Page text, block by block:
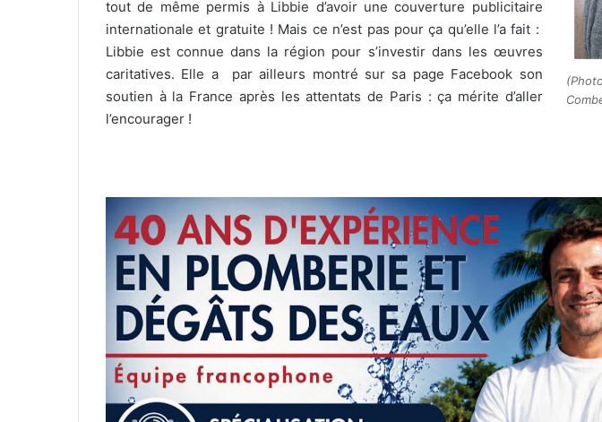
tout de même permis à Libbie d’avoir une couverture publicitaire
internationale et gratuite ! Mais ce n’est pas pour ça qu’elle l’a fait :
Libbie est connue dans la région pour s’investir dans les œuvres
caritatives. Elle a par ailleurs montré sur sa page Facebook son
soutien à la France après les attentats de Paris : ça mérite d’aller
l’encourager !